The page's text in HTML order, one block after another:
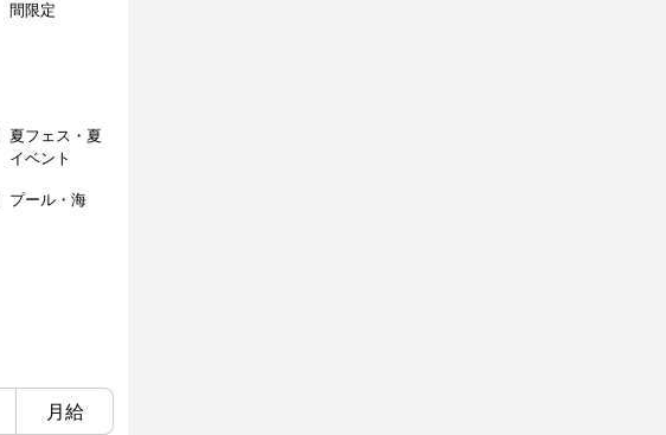
間限定
夏フェス・夏
イベント
プール・海
月給